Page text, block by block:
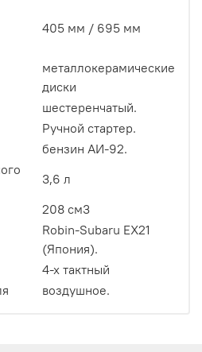
405 мм / 695 мм
металлокерамические
диски
шестеренчатый.
Ручной стартер.
бензин АИ-92.
3,6 л
208 см3
Robin-Subaru EX21
(Япония).
4-х тактный
воздушное.